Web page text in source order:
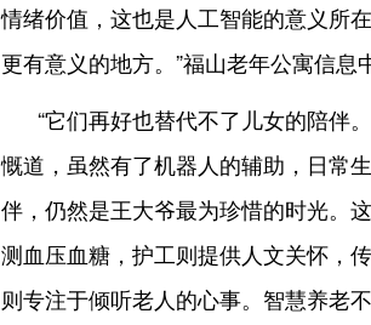
情绪价值，这也是人工智能的意义所
更有意义的地方。”福山老年公寓信息
“它们再好也替代不了儿女的陪伴
慨道，虽然有了机器人的辅助，日常
伴，仍然是王大爷最为珍惜的时光。
测血压血糖，护工则提供人文关怀，
则专注于倾听老人的心事。智慧养老